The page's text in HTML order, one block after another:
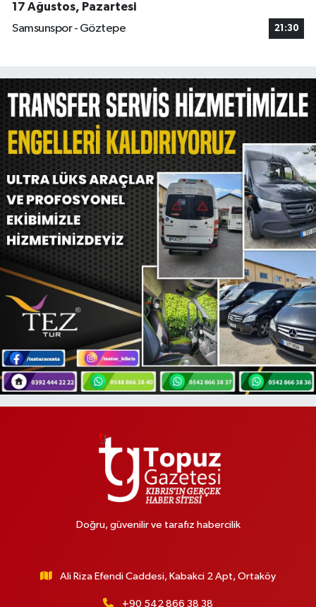
17 Ağustos, Pazartesi
Samsunspor - Göztepe
21:30
Doğru, güvenilir ve tarafız habercilik
Ali Riza Efendi Caddesi, Kabakci 2 Apt, Ortaköy
+90 542 866 38 38